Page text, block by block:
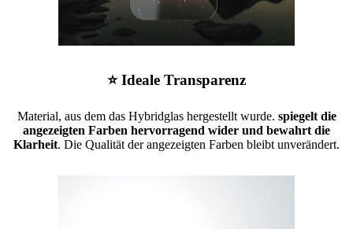
⭐ Ideale Transparenz
Material, aus dem das Hybridglas hergestellt wurde. spiegelt die
angezeigten Farben hervorragend wider und bewahrt die
Klarheit. Die Qualität der angezeigten Farben bleibt unverändert.